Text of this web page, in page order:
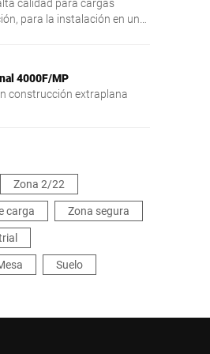
para la instalación en un
4000F/MP
construcción extraplana
Zona 2/22
carga
Zona segura
Suelo